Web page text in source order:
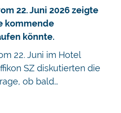
22. Juni 2026 zeigte
kommende
könnte.
22. Juni im Hotel
SZ diskutierten die
ob bald…